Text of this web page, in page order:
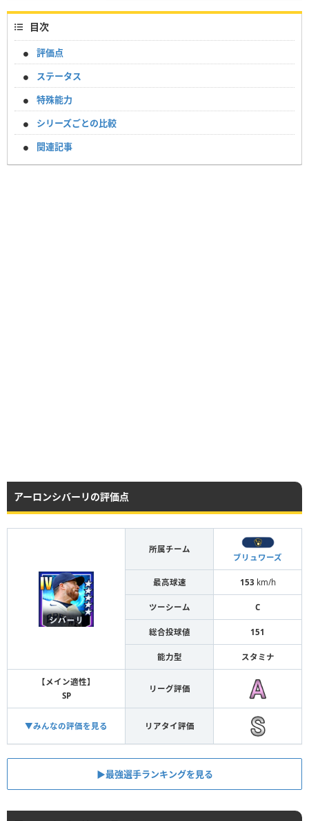
目次
評価点
ステータス
特殊能力
シリーズごとの比較
関連記事
アーロンシバーリの評価点
所属チーム
ブリュワーズ
最高球速 153 km/h
ツーシーム C
総合投球値 151
能力型 スタミナ
【メイン適性】
SP
リーグ評価
▼みんなの評価を見る リアタイ評価
▶︎最強選手ランキングを見る